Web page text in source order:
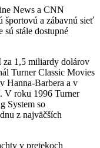
News a CNN
športovú a zábavnú sieť
stále dostupné
1,5 miliardy dolárov
Turner Classic Movies
Hanna-Barbera a v
V roku 1996 Turner
System so
z najväčších
v pretekoch